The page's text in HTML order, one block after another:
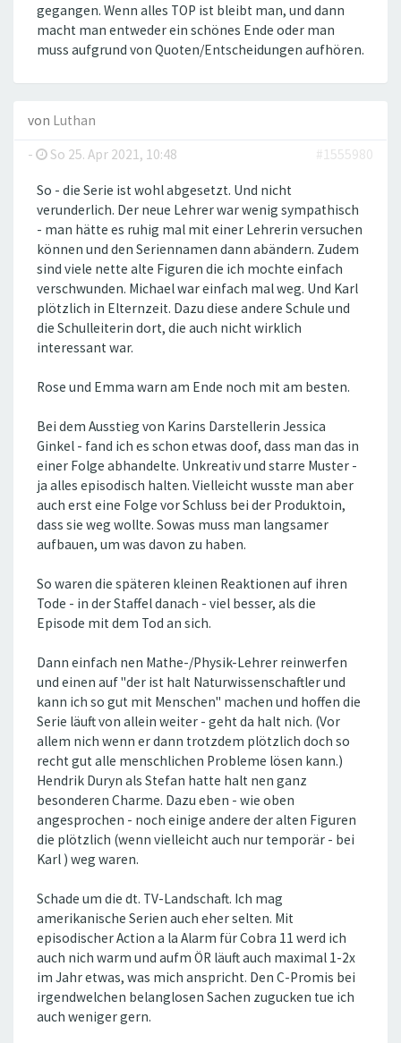
gegangen. Wenn alles TOP ist bleibt man, und dann
macht man entweder ein schönes Ende oder man
muss aufgrund von Quoten/Entscheidungen aufhören.
von Luthan
-
So 25. Apr 2021, 10:48 #1555980
So - die Serie ist wohl abgesetzt. Und nicht
verunderlich. Der neue Lehrer war wenig sympathisch
- man hätte es ruhig mal mit einer Lehrerin versuchen
können und den Seriennamen dann abändern. Zudem
sind viele nette alte Figuren die ich mochte einfach
verschwunden. Michael war einfach mal weg. Und Karl
plötzlich in Elternzeit. Dazu diese andere Schule und
die Schulleiterin dort, die auch nicht wirklich
interessant war.
Rose und Emma warn am Ende noch mit am besten.
Bei dem Ausstieg von Karins Darstellerin Jessica
Ginkel - fand ich es schon etwas doof, dass man das in
einer Folge abhandelte. Unkreativ und starre Muster -
ja alles episodisch halten. Vielleicht wusste man aber
auch erst eine Folge vor Schluss bei der Produktoin,
dass sie weg wollte. Sowas muss man langsamer
aufbauen, um was davon zu haben.
So waren die späteren kleinen Reaktionen auf ihren
Tode - in der Staffel danach - viel besser, als die
Episode mit dem Tod an sich.
Dann einfach nen Mathe-/Physik-Lehrer reinwerfen
und einen auf "der ist halt Naturwissenschaftler und
kann ich so gut mit Menschen" machen und hoffen die
Serie läuft von allein weiter - geht da halt nich. (Vor
allem nich wenn er dann trotzdem plötzlich doch so
recht gut alle menschlichen Probleme lösen kann.)
Hendrik Duryn als Stefan hatte halt nen ganz
besonderen Charme. Dazu eben - wie oben
angesprochen - noch einige andere der alten Figuren
die plötzlich (wenn vielleicht auch nur temporär - bei
Karl ) weg waren.
Schade um die dt. TV-Landschaft. Ich mag
amerikanische Serien auch eher selten. Mit
episodischer Action a la Alarm für Cobra 11 werd ich
auch nich warm und aufm ÖR läuft auch maximal 1-2x
im Jahr etwas, was mich anspricht. Den C-Promis bei
irgendwelchen belanglosen Sachen zugucken tue ich
auch weniger gern.